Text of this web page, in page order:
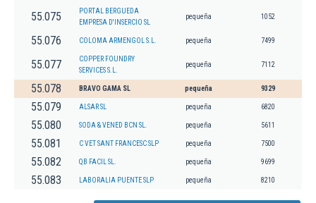
55.075
PORTAL BERGUEDA
EMPRESA D'INSERCIO SL
pequeña 1052
55.076 COLOMA ARMENGOL S.L. pequeña 7499
55.077
COPPER FOUNDRY
SERVICES S.L.
pequeña 7112
55.078 BRAVO GAMA SL pequeña 9329
55.079 ALSAR SL pequeña 6820
55.080 SODA & VENED BCN SL. pequeña 5611
55.081 C VET SANT FRANCESC SLP pequeña 7500
55.082 QB FACIL SL. pequeña 9699
55.083 LABORALIA PUENTE SLP pequeña 8210